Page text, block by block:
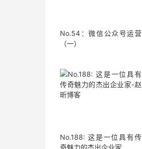
No.54：微信公众号运营
（一）
No.188: 这是一位具有传
奇魅力的杰出企业家